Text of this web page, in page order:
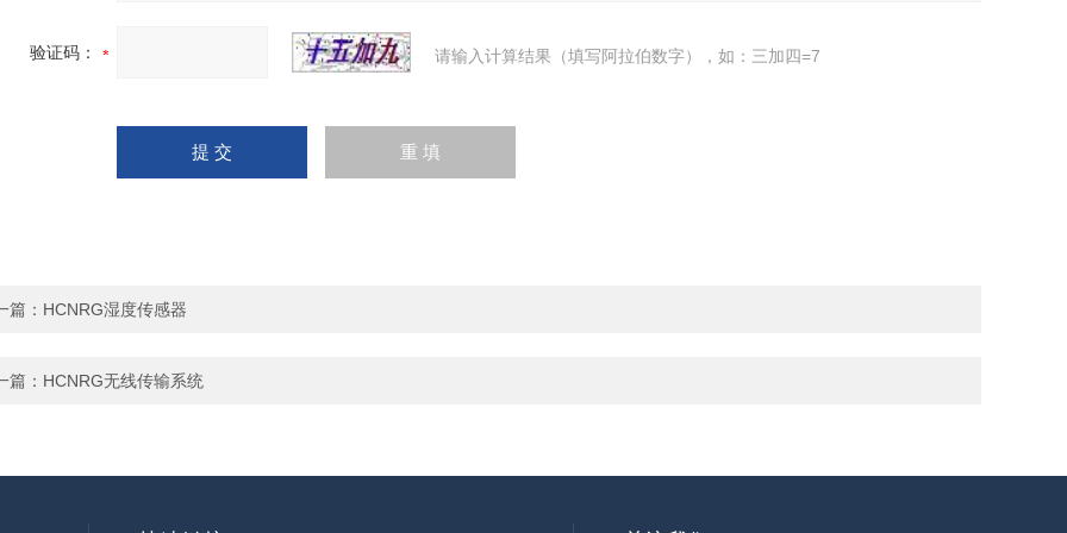
验证码： 请输入计算结果（填写阿拉伯数字），如：三加四=7
篇： HCNRG湿度传感器
篇： HCNRG无线传输系统